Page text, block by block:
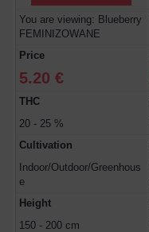
You are viewing: Blueberry
FEMINIZOWANE
Price
5.20 €
THC
20 - 25 %
Cultivation
Indoor/Outdoor/Greenhous
e
Height
150 - 200 cm